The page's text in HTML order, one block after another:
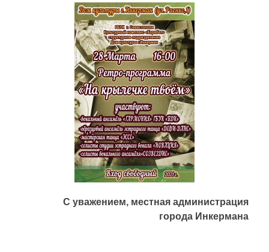
С уважением, местная администрация
города Инкермана